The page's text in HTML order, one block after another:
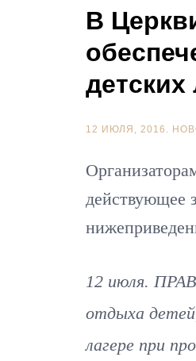
В
детских
12 ИЮЛЯ, 2016.
действующее
12 июля.
отдыха
лагере при